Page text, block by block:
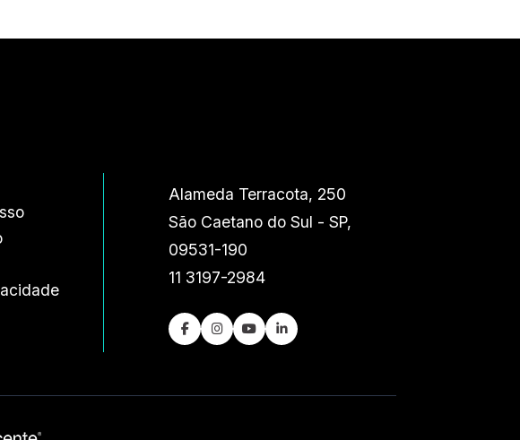
Alameda Terracota, 250
São Caetano do Sul - SP,
09531-190
11 3197-2984